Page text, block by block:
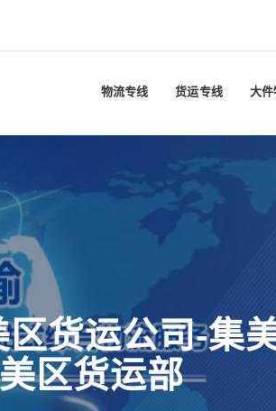
物流专线 货运专线 大件
货运公司-集
区货运部